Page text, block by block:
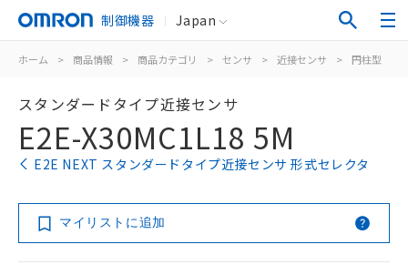
制御機器 Japan
ホーム > 商品情報 > 商品カテゴリ > センサ > 近接センサ > 円柱型
スタンダードタイプ近接センサ
E2E-X30MC1L18 5M
E2E NEXT スタンダードタイプ近接センサ 形式セレクタ
マイリストに追加